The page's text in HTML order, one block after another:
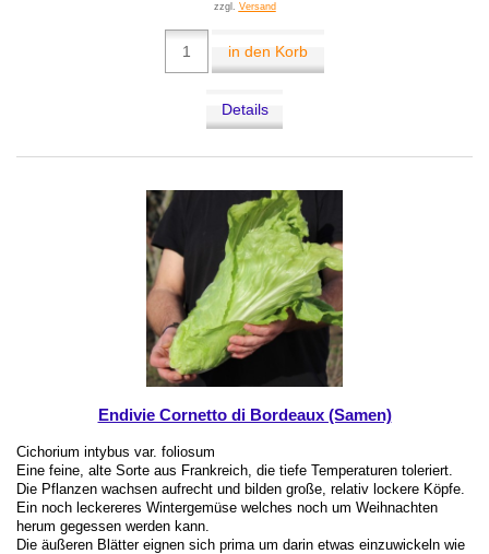
zzgl. Versand
in den Korb
Details
Endivie Cornetto di Bordeaux (Samen)
Cichorium intybus var. foliosum
Eine feine, alte Sorte aus Frankreich, die tiefe Temperaturen toleriert.
Die Pflanzen wachsen aufrecht und bilden große, relativ lockere Köpfe.
Ein noch leckereres Wintergemüse welches noch um Weihnachten
herum gegessen werden kann.
Die äußeren Blätter eignen sich prima um darin etwas einzuwickeln wie